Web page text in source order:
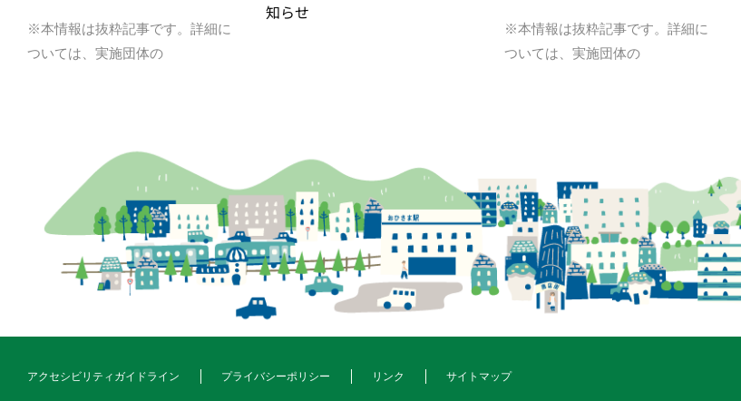
※本情報は抜粋記事です。詳細に
ついては、実施団体の
知らせ
※本情報は抜粋記事です。詳細に
ついては、実施団体の
アクセシビリティガイドライン プライバシーポリシー リンク サイトマップ